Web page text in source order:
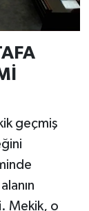
geçmiş
Mekik, o